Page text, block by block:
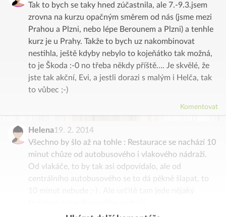
Tak to bych se taky hned zúčastnila, ale 7.-9.3.jsem
zrovna na kurzu opačným směrem od nás (jsme mezi
Prahou a Plzni, nebo lépe Berounem a Plzni) a tenhle
kurz je u Prahy. Takže to bych uz nakombinovat
nestihla, ještě kdyby nebylo to kojeňátko tak možná,
to je Škoda :-0 no třeba někdy příště…. Je skvělé, že
jste tak akční, Evi, a jestli dorazi s malým i Helča, tak
to vůbec ;-)
Komentovat
Helena19. 2. 2014
Všechno by šlo až na tohle : Restaurace se nachází 10
minut chůze od autobusového i vlakového nádraží.
Od vlakáče, to by tak asi odpovídalo, ale od
centrálního autobusového se to dá pěkně šlapat, to